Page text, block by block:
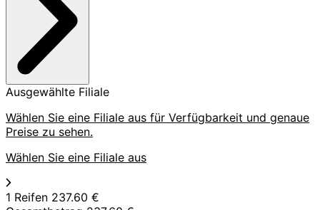
Ausgewählte Filiale
Wählen Sie eine Filiale aus für Verfügbarkeit und genaue
Preise zu sehen.
Wählen Sie eine Filiale aus
1 Reifen 237.60 €